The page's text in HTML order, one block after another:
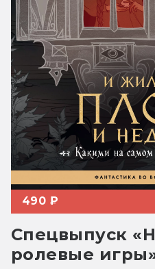
490 ₽
Спецвыпуск
ролевые